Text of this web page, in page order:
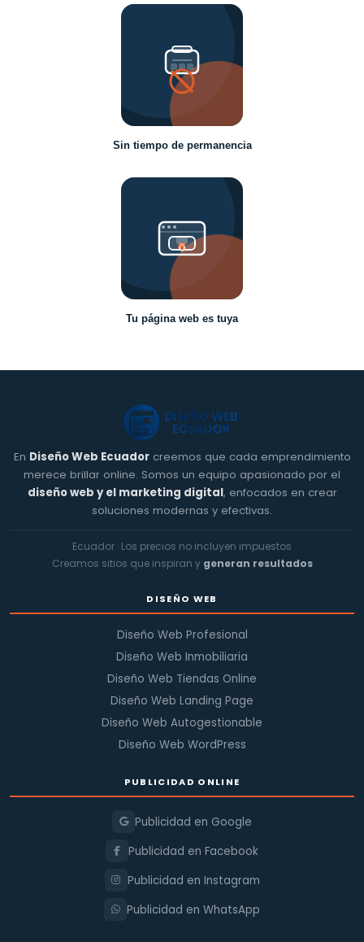
Sin tiempo de permanencia
Tu página web es tuya
En Diseño Web Ecuadorcreemos que cada emprendimiento
merece brillar online. Somos un equipo apasionado por el
diseño web y el marketing digital, enfocados en crear
soluciones modernas y efectivas.
Ecuador · Los precios no incluyen impuestos
Creamos sitios que inspiran y generan resultados
DISEÑO WEB
Diseño Web Profesional
Diseño Web Inmobiliaria
Diseño Web Tiendas Online
Diseño Web Landing Page
Diseño Web Autogestionable
Diseño Web WordPress
PUBLICIDAD ONLINE
Publicidad en Google
Publicidad en Facebook
Publicidad en Instagram
Publicidad en WhatsApp